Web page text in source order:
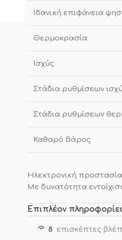
Ιδανική επιφάνεια
Θερμοκρασία
Ισχύς
Στάδια ρυθμίσεων
Στάδια ρυθμίσεων
Καθαρό Βάρος
Ηλεκτρονική
Με δυνατότητα
Επιπλέον
8 επισκέπτες